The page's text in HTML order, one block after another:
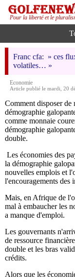
Pour la liberté et le
Franc cfa: » ces
volatiles… »
Economie
Article publié le mardi, 20
Comment disposer de
démographie
comme monnaie
démographie
double.
Les économies des
la démographie
nouvelles emplois et
l'encouragements des
Mais, en Afrique de
mal à embaucher les
a manque d'emploi.
Les gouvernants
de ressource
double et les bras
crédits.
Alors que les